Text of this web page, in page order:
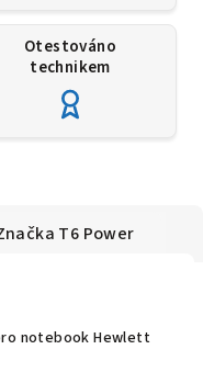
Otestováno
technikem
T6 Power
notebook Hewlett